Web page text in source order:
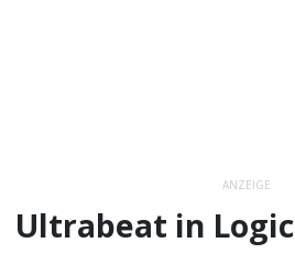
ANZEIGE
Ultrabeat in Logic